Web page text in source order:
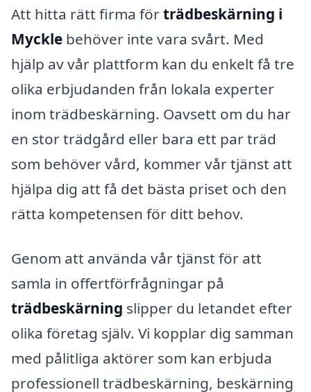
Att hitta rätt firma förträdbeskärning i
Myckle behöver inte vara svårt. Med
hjälp av vår plattform kan du enkelt få tre
olika erbjudanden från lokala experter
inom trädbeskärning. Oavsett om du har
en stor trädgård eller bara ett par träd
som behöver vård, kommer vår tjänst att
hjälpa dig att få det bästa priset och den
rätta kompetensen för ditt behov.
Genom att använda vår tjänst för att
samla in offertförfrågningar på
trädbeskärning slipper du letandet efter
olika företag själv. Vi kopplar dig samman
med pålitliga aktörer som kan erbjuda
professionell trädbeskärning, beskärning